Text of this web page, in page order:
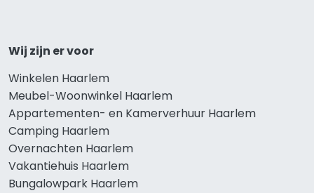
Wij zijn er voor
Winkelen Haarlem
Meubel-Woonwinkel Haarlem
Appartementen- en Kamerverhuur Haarlem
Camping Haarlem
Overnachten Haarlem
Vakantiehuis Haarlem
Bungalowpark Haarlem